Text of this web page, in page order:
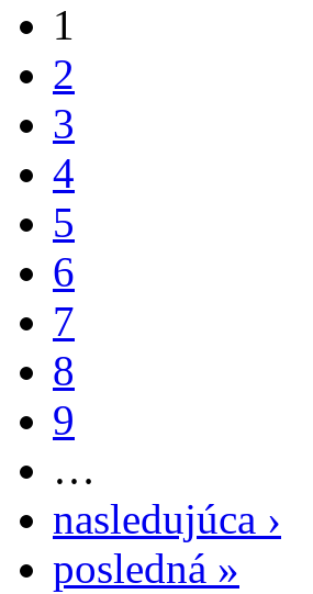
1
2
3
4
5
6
7
8
9
…
nasledujúca ›
posledná »